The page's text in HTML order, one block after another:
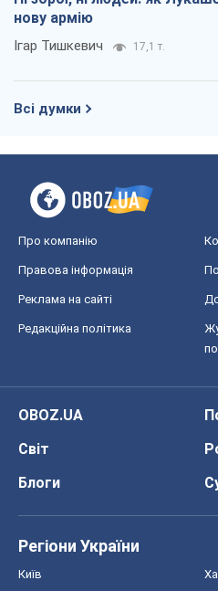
нову армію
Ігар Тишкевич 17,1 т.
Всі думки
Про компанію
Правова інформація
Реклама на сайті
Редакційна політика
OBOZ.UA
Світ
Блоги
Регіони України
Київ